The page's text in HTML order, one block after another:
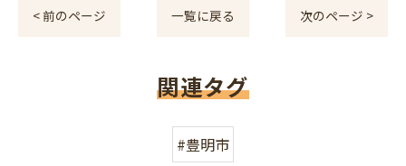
< 前のページ 一覧に戻る 次のページ >
関連タグ
#豊明市